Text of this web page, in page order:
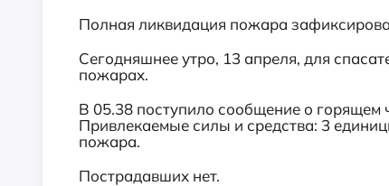
Полная ликвидация пожара
Сегодняшнее утро, 13 апреля, для
пожарах.
В 05.38 поступило сообщение о горящем
Привлекаемые силы и средства: 3
пожара.
Пострадавших нет.